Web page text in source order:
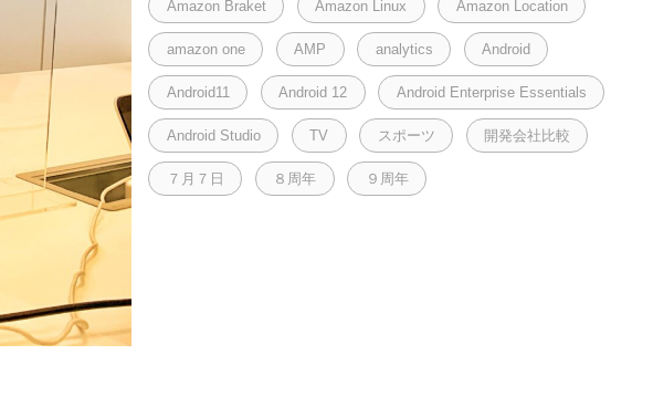
Amazon Braket Amazon Linux Amazon Location
amazon one AMP analytics Android
Android11 Android 12 Android Enterprise Essentials
Android Studio TV スポーツ 開発会社比較
７月７日 ８周年 ９周年